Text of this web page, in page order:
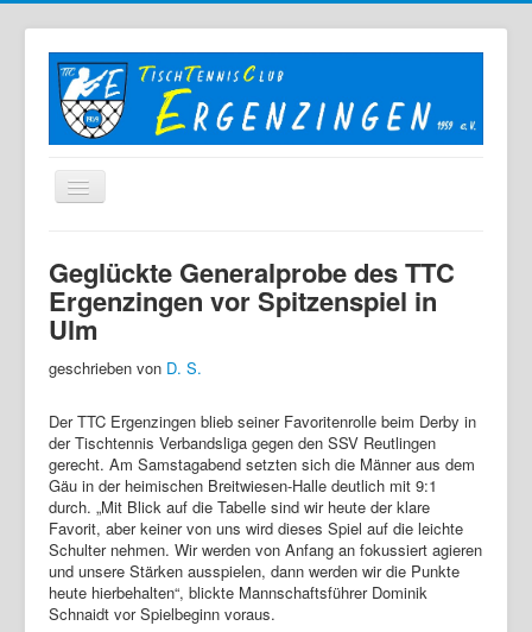
Der TTC
Mannschaften
Berichte
Links
Sonstiges
Archiv
Login
Geglückte Generalprobe des TTC
Ergenzingen vor Spitzenspiel in
Ulm
geschrieben von D. S.
Der TTC Ergenzingen blieb seiner Favoritenrolle beim Derby in
der Tischtennis Verbandsliga gegen den SSV Reutlingen
gerecht. Am Samstagabend setzten sich die Männer aus dem
Gäu in der heimischen Breitwiesen-Halle deutlich mit 9:1
durch. „Mit Blick auf die Tabelle sind wir heute der klare
Favorit, aber keiner von uns wird dieses Spiel auf die leichte
Schulter nehmen. Wir werden von Anfang an fokussiert agieren
und unsere Stärken ausspielen, dann werden wir die Punkte
heute hierbehalten“, blickte Mannschaftsführer Dominik
Schnaidt vor Spielbeginn voraus.